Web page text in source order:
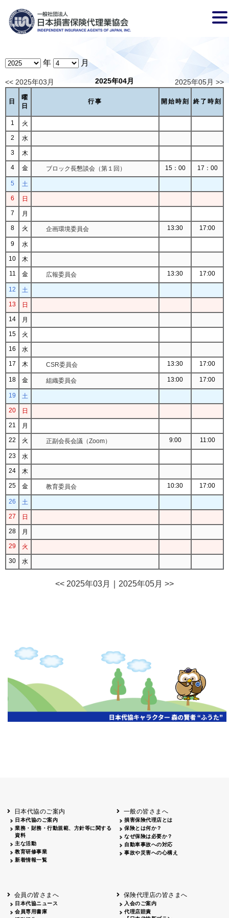
年 月
<< 2025年03月 2025年05月 >>
2025年04月
日
曜
日
行事 開始時刻 終了時刻
1
火
2
水
3
木
4
金 ブロック長懇談会（第１回） 15：00 17：00
5
土
6
日
7
月
8
火 企画環境委員会 13:30 17:00
9
水
10
木
11
金 広報委員会 13:30 17:00
12
土
13
日
14
月
15
火
16
水
17
木 CSR委員会 13:30 17:00
18 金 組織委員会 13:00 17:00
19
土
20
日
21
月
22
火 正副会長会議（Zoom） 9:00 11:00
23
水
24
木
25
金 教育委員会 10:30 17:00
26
土
27
日
28
月
29
火
30
水
<< 2025年03月 2025年05月 >>
日本代協のご案内
日本代協のご案内
業務・財務・行動規範、方針等に関する
資料
主な活動
教育研修事業
新着情報一覧
一般の皆さまへ
損害保険代理店とは
保険とは何か？
なぜ保険は必要か？
自動車事故への対応
事故や災害への心構え
会員の皆さまへ
日本代協ニュース
会員専用書庫
保険代理店の皆さまへ
入会のご案内
代理店賠責